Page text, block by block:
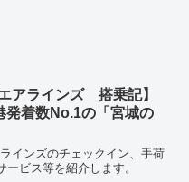
アラインズ 搭乗記】
発着数No.1の「宮城の
ラインズのチェックイン、手荷
ービス等を紹介します。